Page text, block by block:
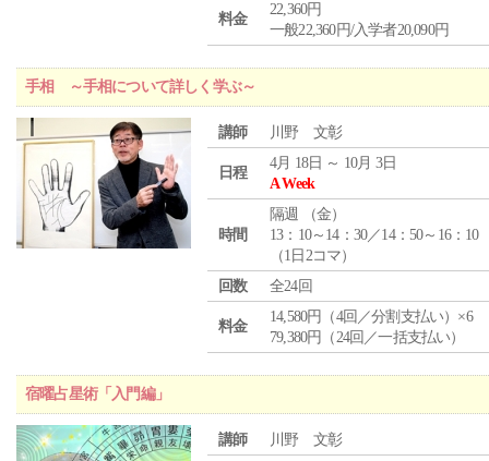
料金
22,360円
一般22,360円/入学者20,090円
手相 ～手相について詳しく学ぶ～
講師 川野 文彰
日程
4月 18日 ～ 10月 3日
A Week
時間
隔週 （金）
13：10～14：30／14：50～16：10
（1日2コマ）
回数
全24回
料金
14,580円（4回／分割支払い）×6
79,380円（24回／一括支払い）
宿曜占星術「入門編」
講師 川野 文彰